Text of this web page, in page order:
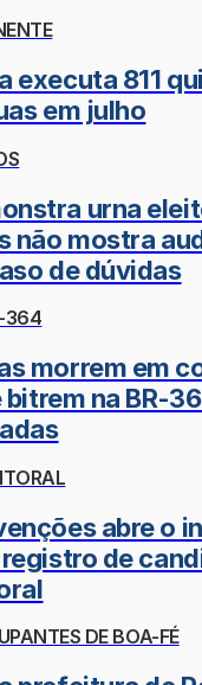
executa 811
em julho
urna
não mostra
de dúvidas
364
morrem em
bitrem na BR-
abre o
de
DE BOA-FÉ